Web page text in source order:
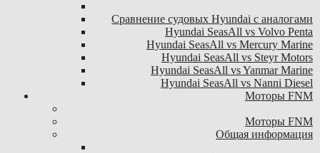
Сравнение судовых Hyundai с аналогами
Hyundai SeasAll vs Volvo Penta
Hyundai SeasAll vs Mercury Marine
Hyundai SeasAll vs Steyr Motors
Hyundai SeasAll vs Yanmar Marine
Hyundai SeasAll vs Nanni Diesel
Моторы FNM
Моторы FNM
Общая информация